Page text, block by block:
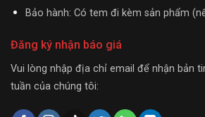
Bảo hành: Có tem đi kèm sản phẩm
Đăng ký nhận báo giá
Vui lòng nhập địa chỉ email để nhận bản
tuần của chúng tôi: